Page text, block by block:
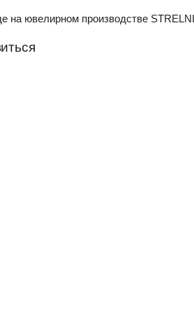
на ювелирном производстве